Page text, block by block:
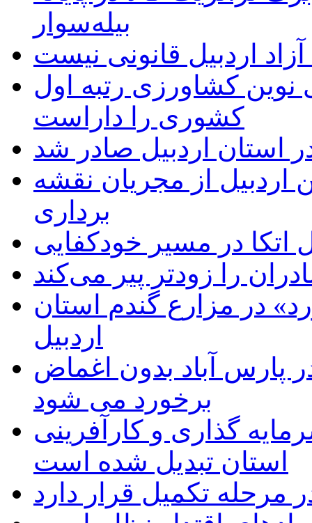
بیله‌سوار
اردبیل قانونی نیست
نوین کشاورزی رتبه اول
کشوری را داراست
استان اردبیل صادر شد
از مجریان نقشه
برداری
در مسیر خودکفایی
را زودتر پیر می‌کند
در مزارع گندم استان
اردبیل
پارس آباد بدون اغماض
برخورد می شود
گذاری و کارآفرینی
استان تبدیل شده است
مرحله تکمیل قرار دارد